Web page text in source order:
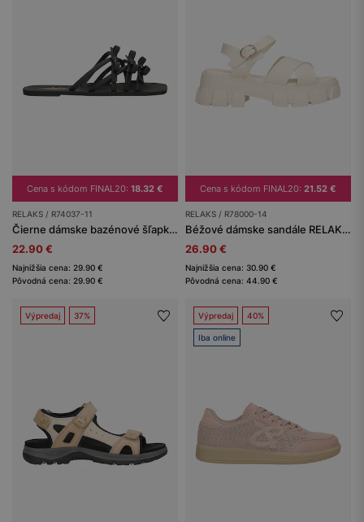
Cena s kódom FINAL20: 18.32 €
RELAKS / R74037-11
Čierne dámske bazénové šľapky RELAKS s mašličkami
22.90 €
Najnižšia cena: 29.90 €
Pôvodná cena: 29.90 €
Cena s kódom FINAL20: 21.52 €
RELAKS / R78000-14
Béžové dámske sandále RELAKS na masívnej podrážke
26.90 €
Najnižšia cena: 30.90 €
Pôvodná cena: 44.90 €
Výpredaj 37% Výpredaj 40%
Iba online